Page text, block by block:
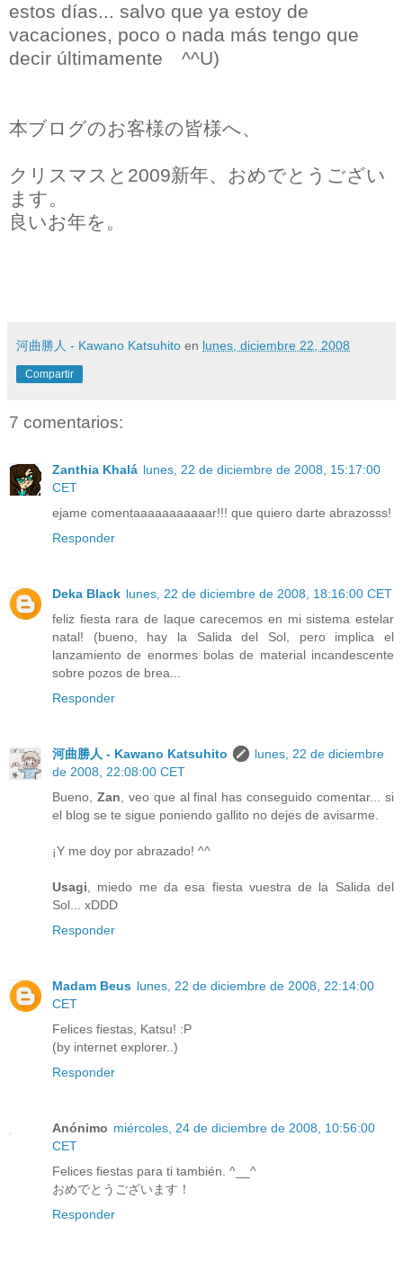
estos días... salvo que ya estoy de
vacaciones, poco o nada más tengo que
decir últimamente ^^U)
本ブログのお客様の皆様へ、
クリスマスと2009新年、おめでとうござい
ます。
良いお年を。
河曲勝人 - Kawano Katsuhito en lunes, diciembre 22, 2008
Compartir
7 comentarios:
Zanthia Khalá lunes, 22 de diciembre de 2008, 15:17:00
CET
ejame comentaaaaaaaaaaar!!! que quiero darte abrazosss!
Responder
Deka Black lunes, 22 de diciembre de 2008, 18:16:00 CET
feliz fiesta rara de laque carecemos en mi sistema estelar
natal! (bueno, hay la Salida del Sol, pero implica el
lanzamiento de enormes bolas de material incandescente
sobre pozos de brea...
Responder
河曲勝人 - Kawano Katsuhito
lunes, 22 de diciembre
de 2008, 22:08:00 CET
Bueno, Zan , veo que al final has conseguido comentar... si
el blog se te sigue poniendo gallito no dejes de avisarme.
¡Y me doy por abrazado! ^^
Usagi , miedo me da esa fiesta vuestra de la Salida del
Sol... xDDD
Responder
Madam Beus lunes, 22 de diciembre de 2008, 22:14:00
CET
Felices fiestas, Katsu! :P
(by internet explorer..)
Responder
Anónimo miércoles, 24 de diciembre de 2008, 10:56:00
CET
Felices fiestas para ti también. ^__^
おめでとうございます！
Responder